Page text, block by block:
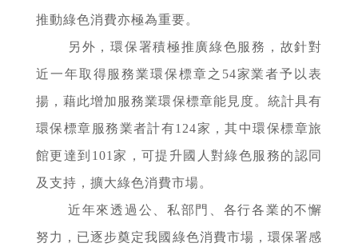
推動綠色消費亦極為重要。
另外，環保署積極推廣綠色服務，故針對
近一年取得服務業環保標章之54家業者予以表
揚，藉此增加服務業環保標章能見度。統計具有
環保標章服務業者計有124家，其中環保標章旅
館更達到101家，可提升國人對綠色服務的認同
及支持，擴大綠色消費市場。
近年來透過公、私部門、各行各業的不懈
努力，已逐步奠定我國綠色消費市場，環保署感